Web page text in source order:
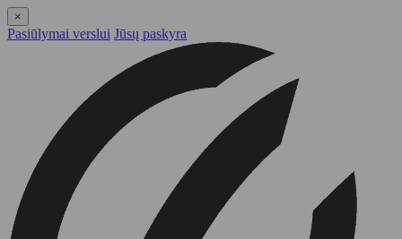
×
Pasiūlymai verslui Jūsų paskyra